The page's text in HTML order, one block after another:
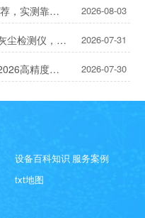
2026太阳辐射监测仪选购指南与推荐，实测靠谱！ 2026-08-03
灰尘遮板少发15%电？装一台光伏灰尘检测仪，提升发电效率，清洗成本省20% 2026-07-31
超声波气象站十大品牌推荐榜单（2026高精度气象监测TOP10） 2026-07-30
设备百科知识 服务案例
txt地图